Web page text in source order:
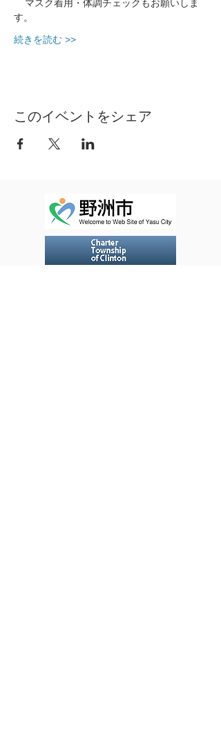
マスク着用・体調チェックもお願いしま
す。
続きを読む >>
このイベントをシェア